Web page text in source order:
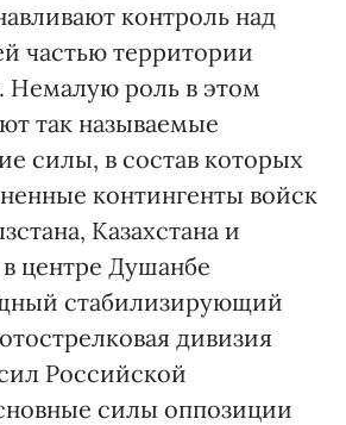
контроль над
частью территории
Немалую роль в этом
так называемые
силы, в состав которых
контингенты войск
Казахстана и
в центре Душанбе
стабилизирующий
дивизия
Российской
силы оппозиции